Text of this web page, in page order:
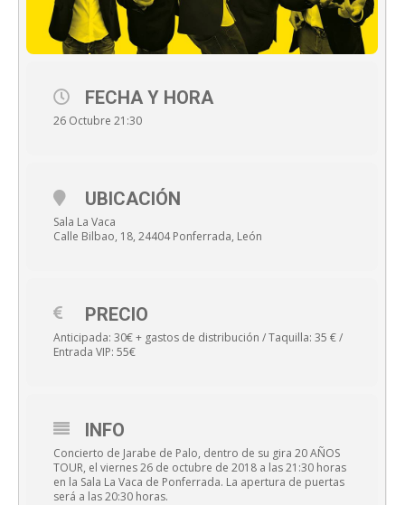
FECHA Y HORA
26 Octubre 21:30
UBICACIÓN
Sala La Vaca
Calle Bilbao, 18, 24404 Ponferrada, León
PRECIO
Anticipada: 30€ + gastos de distribución / Taquilla: 35 € /
Entrada VIP: 55€
INFO
Concierto de Jarabe de Palo, dentro de su gira 20 AÑOS
TOUR, el viernes 26 de octubre de 2018 a las 21:30 horas
en la Sala La Vaca de Ponferrada. La apertura de puertas
será a las 20:30 horas.